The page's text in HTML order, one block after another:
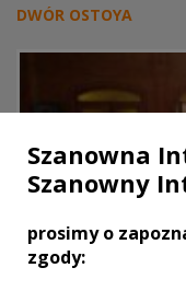
DWÓR OSTOYA
Szanowna
Szanowny
prosimy o
zgody: